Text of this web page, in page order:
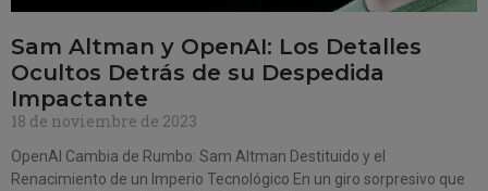
Sam Altman y OpenAI: Los Detalles
Ocultos Detrás de su Despedida
Impactante
18 de noviembre de 2023
OpenAI Cambia de Rumbo: Sam Altman Destituido y el
Renacimiento de un Imperio Tecnológico En un giro sorpresivo que